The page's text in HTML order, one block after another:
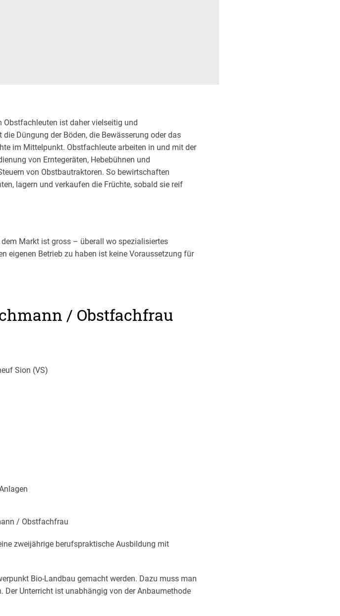
Obstfachleuten ist daher vielseitig und
Düngung der Böden, die Bewässerung oder das
im Mittelpunkt. Obstfachleute arbeiten in und mit der
von Erntegeräten, Hebebühnen und
von Obstbautraktoren. So bewirtschaften
lagern und verkaufen die Früchte, sobald sie reif
Markt ist gross – überall wo spezialisiertes
eigenen Betrieb zu haben ist keine Voraussetzung für
/ Obstfachfrau
Sion (VS)
/ Obstfachfrau
zweijährige berufspraktische Ausbildung mit
Bio-Landbau gemacht werden. Dazu muss man
Der Unterricht ist unabhängig von der Anbaumethode